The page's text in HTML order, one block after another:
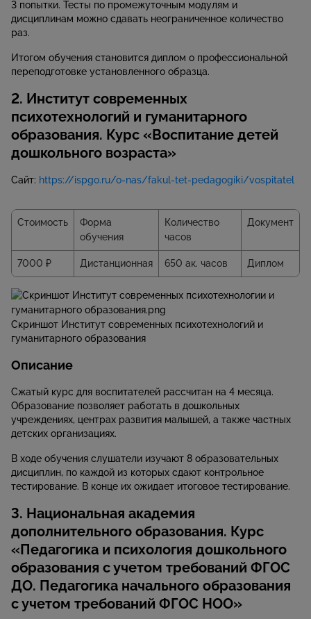
3 попытки. Тесты по промежуточным модулям и
дисциплинам можно сдавать неограниченное количество
раз.
Итогом обучения становится диплом о профессиональной
переподготовке установленного образца.
2. Институт современных
психотехнологий и гуманитарного
образования. Курс «Воспитание детей
дошкольного возраста»
Сайт: https://ispgo.ru/o-nas/fakul-tet-pedagogiki/vospitatel
Стоимость
Форма
обучения
Количество
часов
Документ
7000 ₽ Дистанционная 650 ак. часов Диплом
Скриншот Институт современных психотехнологий и
гуманитарного образования
Описание
Сжатый курс для воспитателей рассчитан на 4 месяца.
Образование позволяет работать в дошкольных
учреждениях, центрах развития малышей, а также частных
детских организациях.
В ходе обучения слушатели изучают 8 образовательных
дисциплин, по каждой из которых сдают контрольное
тестирование. В конце их ожидает итоговое тестирование.
3. Национальная академия
дополнительного образования. Курс
«Педагогика и психология дошкольного
образования с учетом требований ФГОС
ДО. Педагогика начального образования
с учетом требований ФГОС НОО»